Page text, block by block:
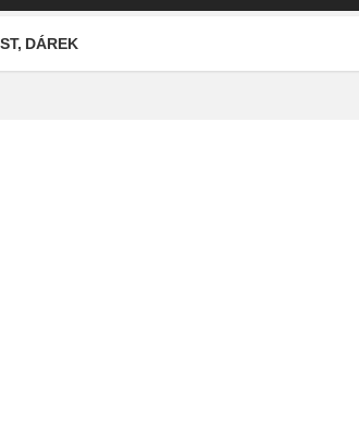
DÁREK